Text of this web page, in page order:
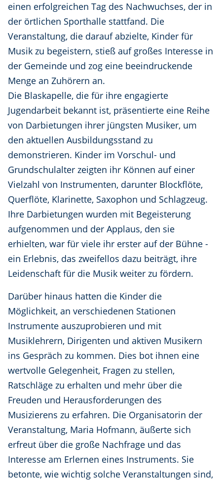
einen erfolgreichen Tag des Nachwuchses, der in
der örtlichen Sporthalle stattfand. Die
Veranstaltung, die darauf abzielte, Kinder für
Musik zu begeistern, stieß auf großes Interesse in
der Gemeinde und zog eine beeindruckende
Menge an Zuhörern an.
Die Blaskapelle, die für ihre engagierte
Jugendarbeit bekannt ist, präsentierte eine Reihe
von Darbietungen ihrer jüngsten Musiker, um
den aktuellen Ausbildungsstand zu
demonstrieren. Kinder im Vorschul- und
Grundschulalter zeigten ihr Können auf einer
Vielzahl von Instrumenten, darunter Blockflöte,
Querflöte, Klarinette, Saxophon und Schlagzeug.
Ihre Darbietungen wurden mit Begeisterung
aufgenommen und der Applaus, den sie
erhielten, war für viele ihr erster auf der Bühne -
ein Erlebnis, das zweifellos dazu beiträgt, ihre
Leidenschaft für die Musik weiter zu fördern.
Darüber hinaus hatten die Kinder die
Möglichkeit, an verschiedenen Stationen
Instrumente auszuprobieren und mit
Musiklehrern, Dirigenten und aktiven Musikern
ins Gespräch zu kommen. Dies bot ihnen eine
wertvolle Gelegenheit, Fragen zu stellen,
Ratschläge zu erhalten und mehr über die
Freuden und Herausforderungen des
Musizierens zu erfahren. Die Organisatorin der
Veranstaltung, Maria Hofmann, äußerte sich
erfreut über die große Nachfrage und das
Interesse am Erlernen eines Instruments. Sie
betonte, wie wichtig solche Veranstaltungen sind,